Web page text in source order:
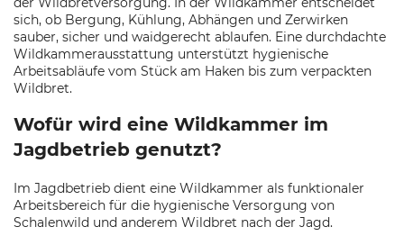
sich, ob Bergung, Kühlung, Abhängen und Zerwirken
sauber, sicher und waidgerecht ablaufen. Eine durchdachte
Wildkammerausstattung unterstützt hygienische
Arbeitsabläufe vom Stück am Haken bis zum verpackten
Wildbret.
Wofür wird eine Wildkammer im
Jagdbetrieb genutzt?
Im Jagdbetrieb dient eine Wildkammer als funktionaler
Arbeitsbereich für die hygienische Versorgung von
Schalenwild und anderem Wildbret nach der Jagd.